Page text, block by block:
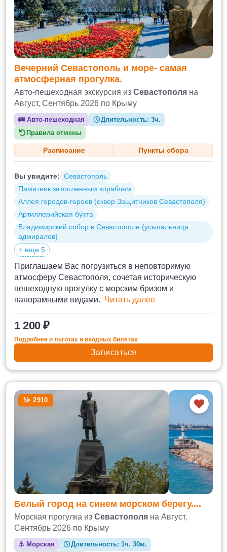
Вечерний Севастополь и море- самая
атмосферная прогулка.
Авто-пешеходная экскурсия из Севастополя на
Август, Сентябрь 2026 по Крыму
🚌Авто-пешеходная Длительность:3ч.
Правила отмены
Расписание Пункты сбора
Вы увидите: Севастополь
Памятник затопленным кораблям
Аллея городов-героев (сквер Защитников Севастополя)
Артиллерийская бухта
Владимирский собор в Севастополе (усыпальница
адмиралов)
+ еще 5
Приглашаем Вас погрузиться в неповторимую
атмосферу Севастополя, сочетая историческую
пешеходную прогулку с морским бризом и
панорамными видами. Читать далее
1 200 ₽
Подробнее о льготах и входных билетах
Записаться
№ 2910
Белый город на синем морском берегу....
Морская прогулка из Севастополя на Август,
Сентябрь 2026 по Крыму
⚓ Морская Длительность: 1ч. 30м.